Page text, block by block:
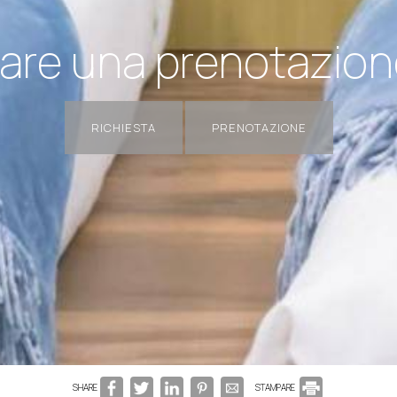
una
RICHIESTA PRENOTAZIONE
SHARE STAMPARE